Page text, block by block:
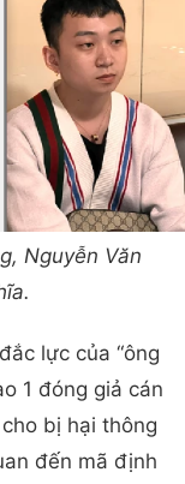
Nguyễn Văn
lực của “ông
1 đóng giả cán
bị hại thông
đến mã định